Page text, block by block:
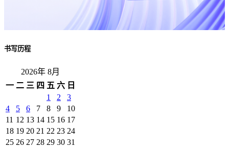
书写历程
2026年 8月
一 二 三 四 五 六 日
1
2
3
4
5 6 7 8 9
10
11 12 13 14 15 16 17
18 19 20 21 22 23 24
25 26 27 28 29 30 31